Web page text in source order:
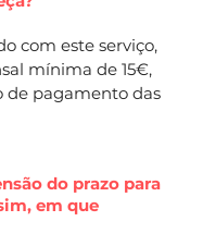
com este serviço,
mínima de 15€,
de pagamento das
do prazo para
em que